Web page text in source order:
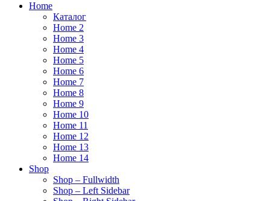
Home
Каталог
Home 2
Home 3
Home 4
Home 5
Home 6
Home 7
Home 8
Home 9
Home 10
Home 11
Home 12
Home 13
Home 14
Shop
Shop – Fullwidth
Shop – Left Sidebar